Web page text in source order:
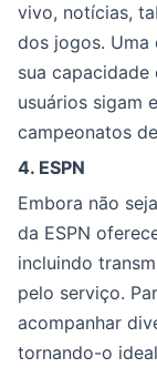
vivo, notícias,
dos jogos. Uma
sua
usuários sigam
campeonatos
4. ESPN
Embora não
da ESPN
incluindo
pelo serviço.
acompanhar
tornando-o